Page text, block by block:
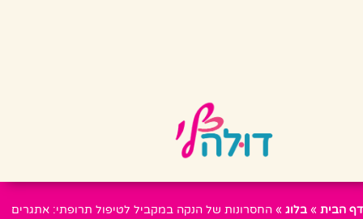
דף הבית » בלוג » החסרונות של הנקה במקביל לטיפול תרופתי: אתגרים